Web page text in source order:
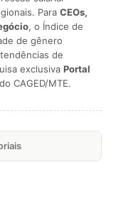
Para CEOs,
, o Índice de
de gênero
de
exclusiva Portal
CAGED/MTE.